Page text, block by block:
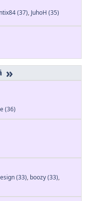
(37), JuhoH (35)
»
(36)
(33), boozy(33),